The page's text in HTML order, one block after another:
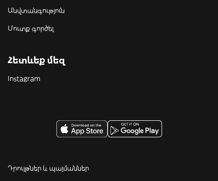
Անվտանգություն
Մուտք գործել
Հետևեք մեզ
Instagram
Դրույթներ և պայմաններ